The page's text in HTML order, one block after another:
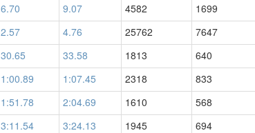
6.70 9.07 4582 1699
2.57 4.76 25762 7647
30.65 33.58 1813 640
1:00.89 1:07.45 2318 833
1:51.78 2:04.69 1610 568
3:11.54 3:24.13 1945 694